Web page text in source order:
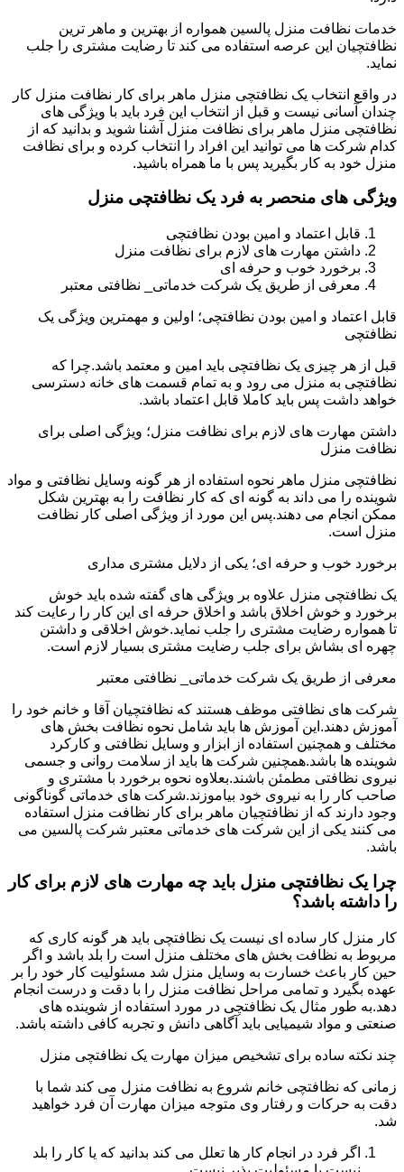
خدمات نظافت منزل پالسین همواره از بهترین و ماهر ترین
نظافتچیان این عرصه استفاده می کند تا رضایت مشتری را جلب
نماید.
در واقع انتخاب یک نظافتچی منزل ماهر برای کار نظافت منزل کار
چندان آسانی نیست و قبل از انتخاب این فرد باید با ویژگی های
نظافتچی منزل ماهر برای نظافت منزل آشنا شوید و بدانید که از
کدام شرکت ها می توانید این افراد را انتخاب کرده و برای نظافت
منزل خود به کار بگیرید پس با ما همراه باشید.
ویژگی های منحصر به فرد یک نظافتچی منزل
قابل اعتماد و امین بودن نظافتچی
داشتن مهارت های لازم برای نظافت منزل
برخورد خوب و حرفه ای
معرفی از طریق یک شرکت خدماتی_ نظافتی معتبر
قابل اعتماد و امین بودن نظافتچی؛ اولین و مهمترین ویژگی یک
نظافتچی
قبل از هر چیزی یک نظافتچی باید امین و معتمد باشد.چرا که
نظافتچی به منزل می رود و به تمام قسمت های خانه دسترسی
خواهد داشت پس باید کاملا قابل اعتماد باشد.
داشتن مهارت های لازم برای نظافت منزل؛ ویژگی اصلی برای
نظافت منزل
نظافتچی منزل ماهر نحوه استفاده از هر گونه وسایل نظافتی و مواد
شوینده را می داند به گونه ای که کار نظافت را به بهترین شکل
ممکن انجام می دهند.پس این مورد از ویژگی اصلی کار نظافت
منزل است.
برخورد خوب و حرفه ای؛ یکی از دلایل مشتری مداری
یک نظافتچی منزل علاوه بر ویژگی های گفته شده باید خوش
برخورد و خوش اخلاق باشد و اخلاق حرفه ای این کار را رعایت کند
تا همواره رضایت مشتری را جلب نماید.خوش اخلاقی و داشتن
چهره ای بشاش برای جلب رضایت مشتری بسیار لازم است.
معرفی از طریق یک شرکت خدماتی_ نظافتی معتبر
شرکت های نظافتی موظف هستند که نظافتچیان آقا و خانم خود را
آموزش دهند.این آموزش ها باید شامل نحوه نظافت بخش های
مختلف و همچنین استفاده از ابزار و وسایل نظافتی و کارکرد
شوینده ها باشد.همچنین شرکت ها باید از سلامت روانی و جسمی
نیروی نظافتی مطمئن باشند.بعلاوه نحوه برخورد با مشتری و
صاحب کار را به نیروی خود بیاموزند.شرکت های خدماتی گوناگونی
وجود دارند که از نظافتچیان ماهر برای کار نظافت منزل استفاده
می کنند یکی از این شرکت های خدماتی معتبر شرکت پالسین می
باشد.
چرا یک نظافتچی منزل باید چه مهارت های لازم برای کار
را داشته باشد؟
کار منزل کار ساده ای نیست یک نظافتچی باید هر گونه کاری که
مربوط به نظافت بخش های مختلف منزل است را بلد باشد و اگر
حین کار باعث خسارت به وسایل منزل شد مسئولیت کار خود را بر
عهده بگیرد و تمامی مراحل نظافت منزل را با دقت و درست انجام
دهد.به طور مثال یک نظافتچی در مورد استفاده از شوینده های
صنعتی و مواد شیمیایی باید آگاهی دانش و تجربه کافی داشته باشد.
چند نکته ساده برای تشخیص میزان مهارت یک نظافتچی منزل
زمانی که نظافتچی خانم شروع به نظافت منزل می کند شما با
دقت به حرکات و رفتار وی متوجه میزان مهارت آن فرد خواهید
شد.
اگر فرد در انجام کار ها تعلل می کند بدانید که یا کار را بلد